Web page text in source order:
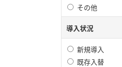
その他
導入状況
新規導入
既存入替